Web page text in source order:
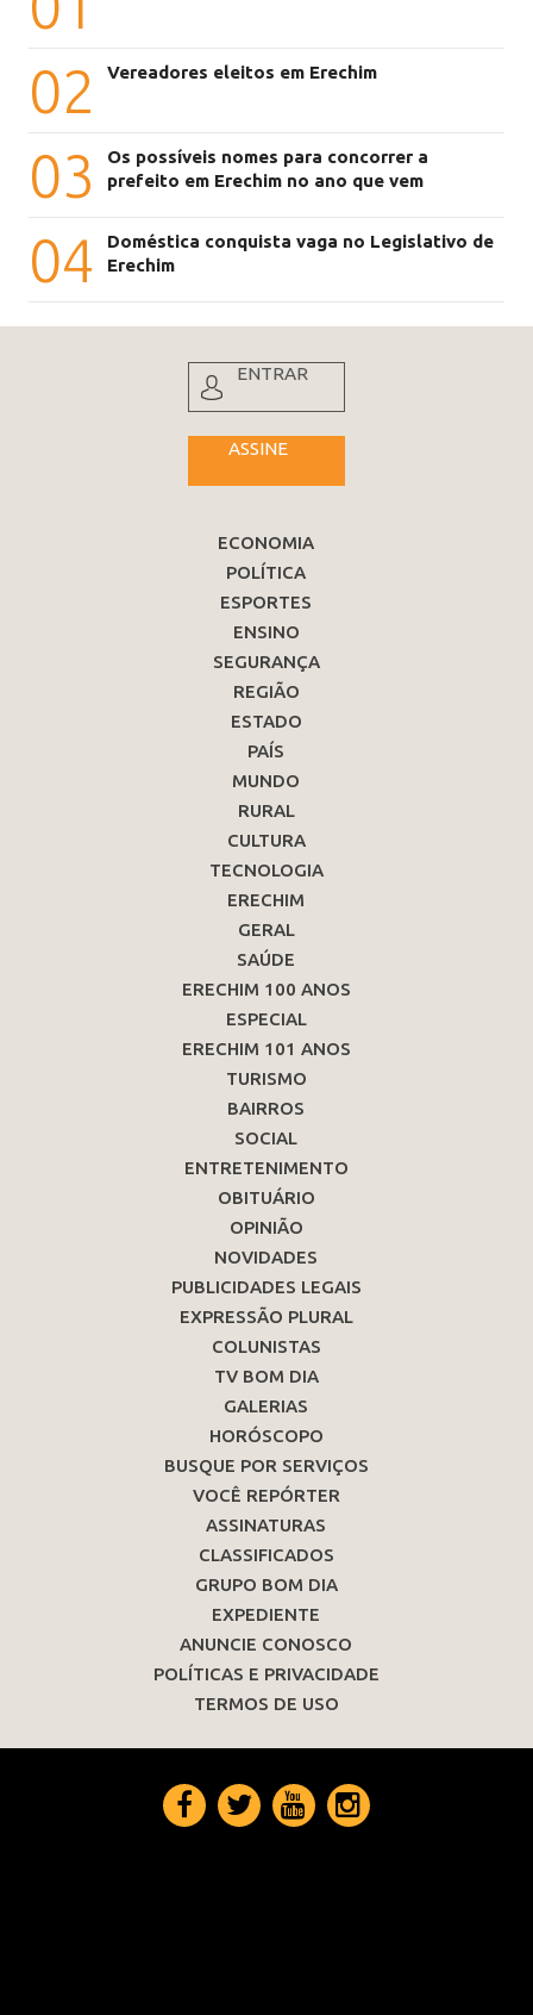
02 Vereadores eleitos em Erechim
03
Os possíveis nomes para concorrer a
prefeito em Erechim no ano que vem
04
Doméstica conquista vaga no Legislativo de
Erechim
ENTRAR
ASSINE
ECONOMIA
POLÍTICA
ESPORTES
ENSINO
SEGURANÇA
REGIÃO
ESTADO
PAÍS
MUNDO
RURAL
CULTURA
TECNOLOGIA
ERECHIM
GERAL
SAÚDE
ERECHIM 100 ANOS
ESPECIAL
ERECHIM 101 ANOS
TURISMO
BAIRROS
SOCIAL
ENTRETENIMENTO
OBITUÁRIO
OPINIÃO
NOVIDADES
PUBLICIDADES LEGAIS
EXPRESSÃO PLURAL
COLUNISTAS
TV BOM DIA
GALERIAS
HORÓSCOPO
BUSQUE POR SERVIÇOS
VOCÊ REPÓRTER
ASSINATURAS
CLASSIFICADOS
GRUPO BOM DIA
EXPEDIENTE
ANUNCIE CONOSCO
POLÍTICAS E PRIVACIDADE
TERMOS DE USO